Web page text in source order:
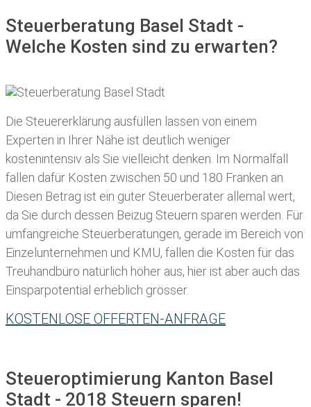
Steuerberatung Basel Stadt -
Welche Kosten sind zu erwarten?
Die Steuererklärung ausfüllen lassen von einem
Experten in Ihrer Nähe ist deutlich weniger
kostenintensiv als Sie vielleicht denken. Im Normalfall
fallen dafür Kosten zwischen 50 und 180 Franken an.
Diesen Betrag ist ein guter Steuerberater allemal wert,
da Sie durch dessen Beizug Steuern sparen werden. Für
umfangreiche Steuerberatungen, gerade im Bereich von
Einzelunternehmen und KMU, fallen die Kosten für das
Treuhandbüro natürlich höher aus, hier ist aber auch das
Einsparpotential erheblich grösser.
KOSTENLOSE OFFERTEN-ANFRAGE
Steueroptimierung Kanton Basel
Stadt - 2018 Steuern sparen!